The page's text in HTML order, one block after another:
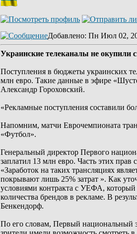
Добавлено: Пн Июл 02,
Украинские телеканалы не окупили
Поступления в бюджеты украинских
млн евро. Такие данные в эфире
Александр Гороховский.
«Рекламные поступления составили
Напомним, матчи Еврочемпионата
«Футбол».
Генеральный директор Первого
заплатил 13 млн евро. Часть этих
«Заработок на таких трансляциях
покрывают лишь 25% затрат ». Как
условиями контракта с УЕФА,
количества брендов в рекламе. В
Бенкендорф.
По его словам, Первый национальный